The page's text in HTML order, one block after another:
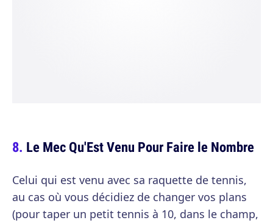
Le Mec Qu'Est Venu Pour Faire le Nombre
Celui qui est venu avec sa raquette de tennis,
au cas où vous décidiez de changer vos plans
(pour taper un petit tennis à 10, dans le champ,